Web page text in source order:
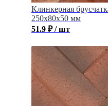
Клинкерная
250x80x50 мм
51.9 ₽ / шт